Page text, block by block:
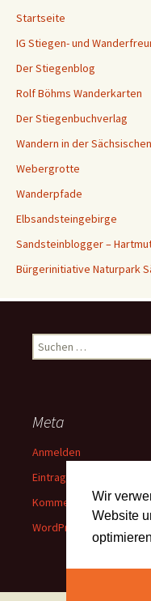
Wir
Website
Startseite
IG Stiegen- und
Der Stiegenblog
Rolf Böhms Wanderkarten
Der Stiegenbuchverlag
Wandern in der
Webergrotte
Wanderpfade
Elbsandsteingebirge
Sandsteinblogger –
Bürgerinitiative Naturpark
Suchen
nach:
Meta
Anmelden
Eintrags-Feed
Kommentar-Feed
WordPress.org